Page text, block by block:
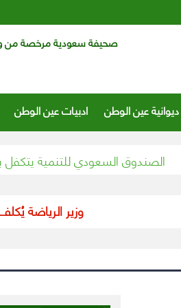
صحيفة سعودية مرخصة من
ديوانية عين الوطن ادبيات عين الوطن
الصندوق السعودي للتنمية يتكفل
وزير الرياضة يُكلف